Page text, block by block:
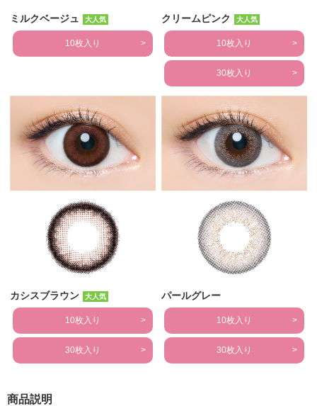
ミルクベージュ 大人気
10枚入り
クリームピンク 大人気
10枚入り
30枚入り
カシスブラウン 大人気
10枚入り
30枚入り
パールグレー
10枚入り
30枚入り
商品説明